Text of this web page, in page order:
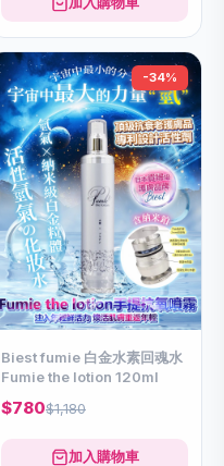
-34%
Biest fumie 白金水素回魂水
Fumie the lotion 120ml
$780$1,180
加入購物車